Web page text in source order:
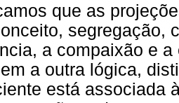
que as
segregação,
a compaixão e
a outra lógica,
está associada